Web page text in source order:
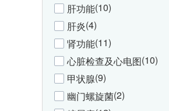
肝功能(10)
肝炎(4)
肾功能(11)
心脏检查及心电图(10)
甲状腺(9)
幽门螺旋菌(2)